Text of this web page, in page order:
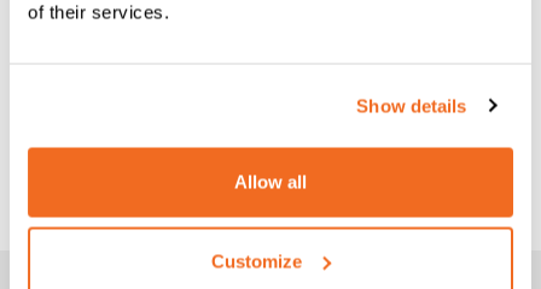
of their services.
Show details
Allow all
Customize
CEA-BRENNER C 36/4
CEA-Brenner C 36/4 4 m Draht Ø 0,8÷1.2